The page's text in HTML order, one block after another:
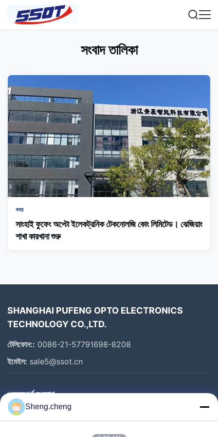
সংবাদ তালিকা
খবর
সাংহাই ফুফেং অপ্টো ইলেকট্রনিক টেকনোলজি কোং লিমিটেড। ঝেজিয়াং
শাখা কারখানা শুরু
SHANGHAI PUFENG OPTO ELECTRONICS
TECHNOLOGY CO.,LTD.
টেলিফোন:: 0086-21-57791698-8208
ইমেইল: sale5@ssot.cn
গুরুত্বপূর্ণ সংযোগ
বাড়ি
Sheng.cheng